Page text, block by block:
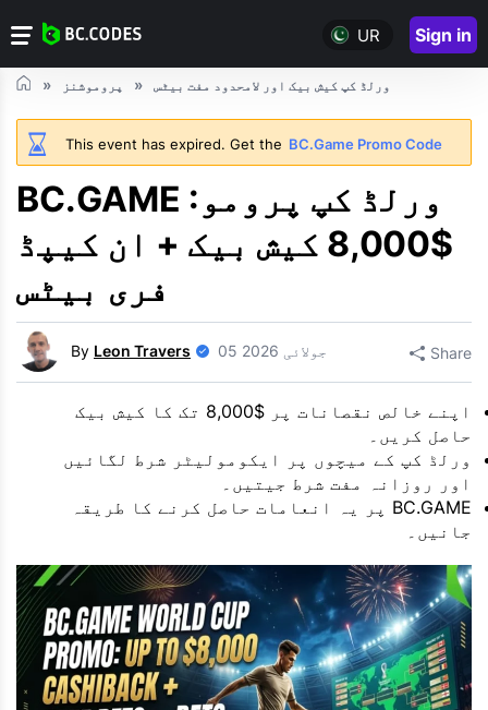
UR Sign in
پروموشنز ورلڈ کپ کیش بیک اور لامحدود مفت بیٹس
This event has expired. Get the BC.Game Promo Code
BC.GAME ورلڈ کپ پرومو:
$8,000 کیش بیک + ان کیپڈ
فری بیٹس
By Leon Travers 05 جولائی 2026 Share
اپنے خالص نقصانات پر $8,000 تک کا کیش بیک
حاصل کریں۔
ورلڈ کپ کے میچوں پر ایکومولیٹر شرط لگائیں
اور روزانہ مفت شرط جیتیں۔
BC.GAME پر یہ انعامات حاصل کرنے کا طریقہ
جانیں۔